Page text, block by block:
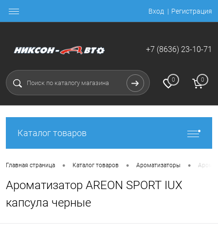
Вход Регистрация
+7 (8636) 23-10-71
0 0
Каталог товаров
Главная страница • Каталог товаров • Ароматизаторы •
Ароматизатор AREON SPORT IUX
капсула черные